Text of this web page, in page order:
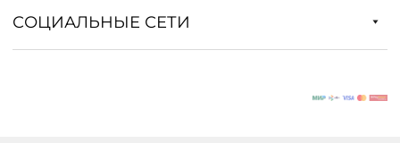
СОЦИАЛЬНЫЕ СЕТИ